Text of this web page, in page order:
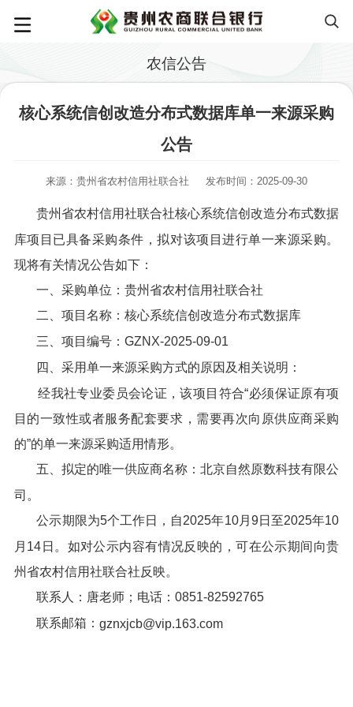
农信公告
核心系统信创改造分布式数据库单一来源采购
公告
来源：贵州省农村信用社联合社 发布时间：2025-09-30
贵州省农村信用社联合社核心系统信创改造分布式数据
库项目已具备采购条件，拟对该项目进行单一来源采购。
现将有关情况公告如下：
一、采购单位：贵州省农村信用社联合社
二、项目名称：核心系统信创改造分布式数据库
三、项目编号：GZNX-2025-09-01
四、采用单一来源采购方式的原因及相关说明：
经我社专业委员会论证，该项目符合“必须保证原有项
目的一致性或者服务配套要求，需要再次向原供应商采购
的”的单一来源采购适用情形。
五、拟定的唯一供应商名称：北京自然原数科技有限公
司。
公示期限为5个工作日，自2025年10月9日至2025年10
月14日。如对公示内容有情况反映的，可在公示期间向贵
州省农村信用社联合社反映。
联系人：唐老师；电话：0851-82592765
联系邮箱： gznxjcb@vip.163.com